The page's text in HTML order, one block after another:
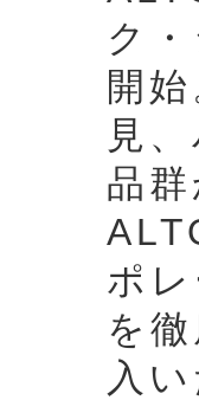
ク
開
見
品
ポ
を
入